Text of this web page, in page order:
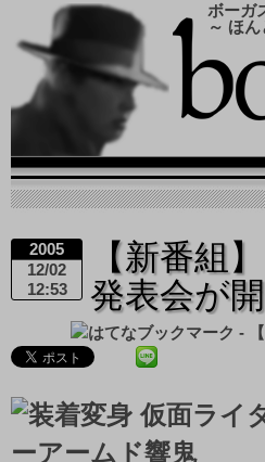
ボーガ
～ ほ
2005
12/02
12:53
【新番組
発表会が